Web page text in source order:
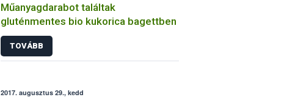
Műanyagdarabot találtak
gluténmentes bio kukorica bagettben
TOVÁBB
2017. augusztus 29., kedd